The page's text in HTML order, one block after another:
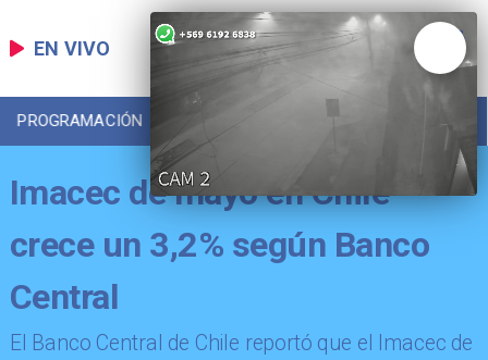
EN VIVO
PROGRAMACIÓN DEPORTES
Imacec de mayo en Chile
crece un 3,2% según Banco
Central
El Banco Central de Chile reportó que el Imacec de